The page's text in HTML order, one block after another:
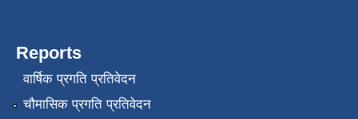
Reports
वार्षिक प्रगति प्रतिवेदन
चौमासिक प्रगति प्रतिवेदन